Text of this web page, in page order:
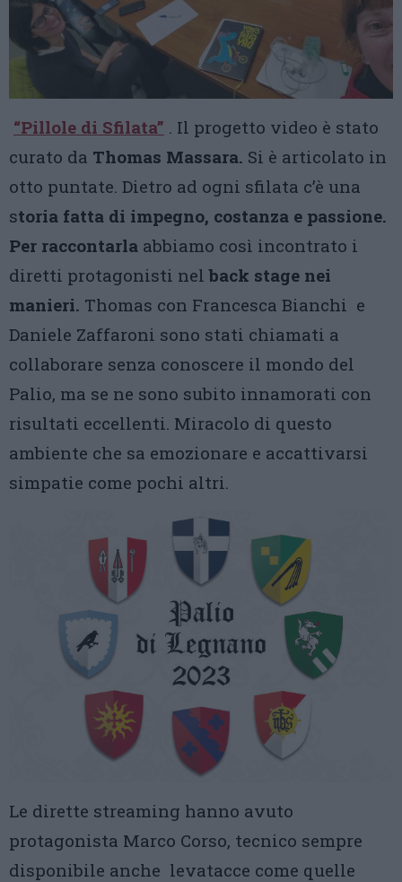
“Pillole di Sfilata” . Il progetto video è stato
curato da Thomas Massara. Si è articolato in
otto puntate. Dietro ad ogni sfilata c’è una
storia fatta di impegno, costanza e passione.
Per raccontarla abbiamo così incontrato i
diretti protagonisti nelback stage nei
manieri. Thomas con Francesca Bianchi e
Daniele Zaffaroni sono stati chiamati a
collaborare senza conoscere il mondo del
Palio, ma se ne sono subito innamorati con
risultati eccellenti. Miracolo di questo
ambiente che sa emozionare e accattivarsi
simpatie come pochi altri.
Le dirette streaming hanno avuto
protagonista Marco Corso, tecnico sempre
disponibile anche levatacce come quelle